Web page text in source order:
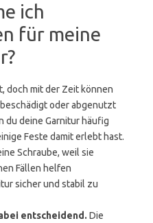
ich
für meine
doch mit der Zeit können
oder abgenutzt
du deine Garnitur häufig
Feste damit erlebt hast.
Schraube, weil sie
Fällen helfen
sicher und stabil zu
entscheidend. Die